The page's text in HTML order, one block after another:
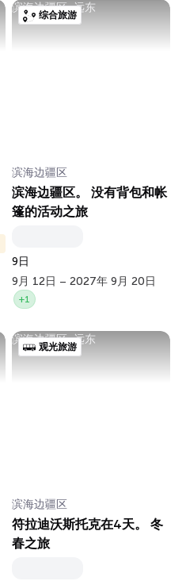
综合旅游
滨海边疆区, 远东
滨海边疆区
滨海边疆区。 没有背包和帐
篷的活动之旅
9日
9月 12日 – 2027年 9月 20日
+1
观光旅游
滨海边疆区, 远东
滨海边疆区
符拉迪沃斯托克在4天。 冬
春之旅